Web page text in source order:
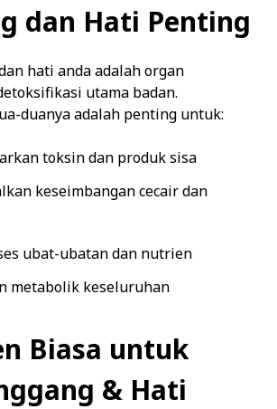
dan Hati Penting
hati anda adalah organ
utama badan.
duanya adalah penting untuk:
toksin dan produk sisa
keseimbangan cecair dan
ubat-ubatan dan nutrien
metabolik keseluruhan
Biasa untuk
& Hati